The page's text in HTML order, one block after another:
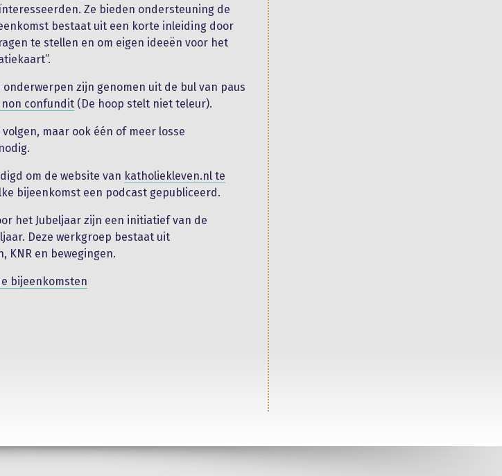
Ze bieden ondersteuning de
bestaat uit een korte inleiding door
te stellen en om eigen ideeën voor het
zijn genomen uit de bul van paus
non confundit (De hoop stelt niet teleur).
maar ook één of meer losse
om de website van katholiekleven.nl te
bijeenkomst een podcast gepubliceerd.
het Jubeljaar zijn een initiatief van de
Deze werkgroep bestaat uit
KNR en bewegingen.
bijeenkomsten